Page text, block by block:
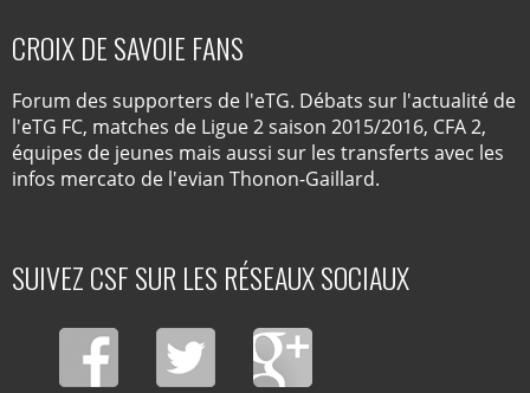
CROIX DE SAVOIE FANS
Forum des supporters de l'eTG. Débats sur l'actualité de
l'eTG FC, matches de Ligue 2 saison 2015/2016, CFA 2,
équipes de jeunes mais aussi sur les transferts avec les
infos mercato de l'evian Thonon-Gaillard.
SUIVEZ CSF SUR LES RÉSEAUX SOCIAUX